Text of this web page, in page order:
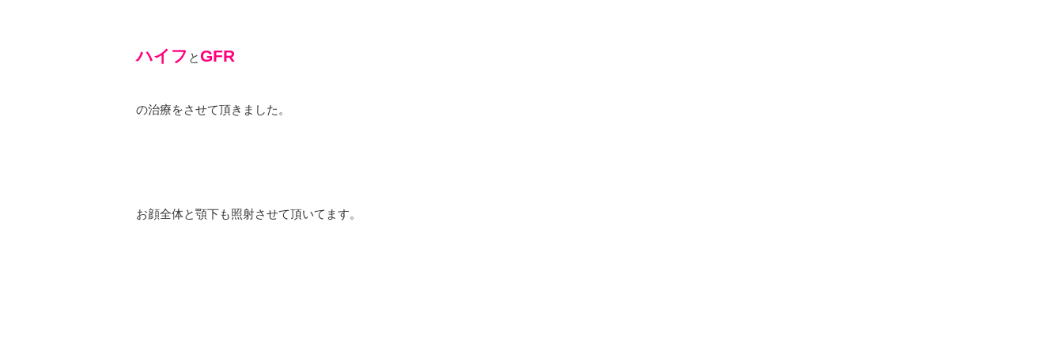
ハイフ とGFR
の治療をさせて頂きました。
お顔全体と顎下も照射させて頂いてます。